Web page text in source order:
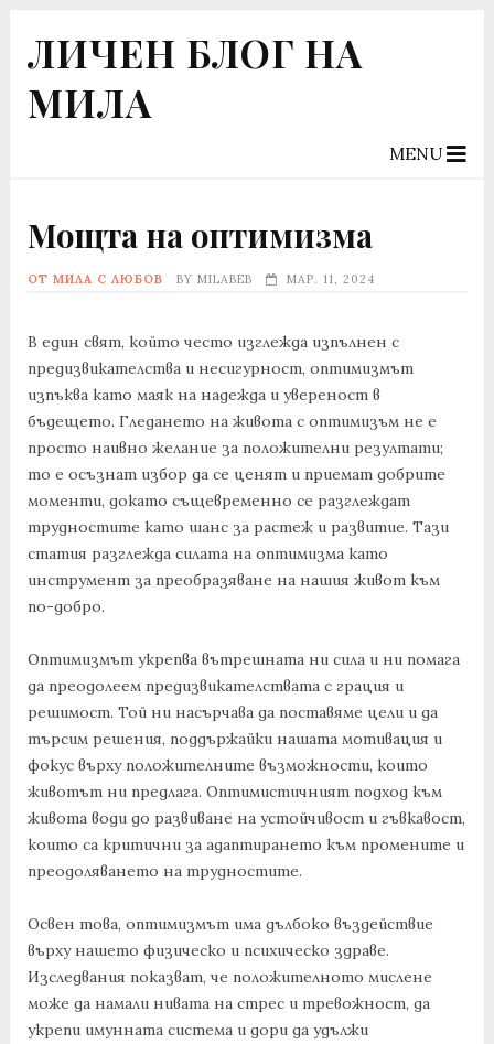
ЛИЧЕН БЛОГ НА
МИЛА
MENU
Мощта на oптимизма
ОТ МИЛА С ЛЮБОВ BY MILABEB МАР. 11, 2024
В един свят, който често изглежда изпълнен с
предизвикателства и несигурност, оптимизмът
изпъква като маяк на надежда и увереност в
бъдещето. Гледането на живота с оптимизъм не е
просто наивно желание за положителни резултати;
то е осъзнат избор да се ценят и приемат добрите
моменти, докато същевременно се разглеждат
трудностите като шанс за растеж и развитие. Тази
статия разглежда силата на оптимизма като
инструмент за преобразяване на нашия живот към
по-добро.
Оптимизмът укрепва вътрешната ни сила и ни помага
да преодолеем предизвикателствата с грация и
решимост. Той ни насърчава да поставяме цели и да
търсим решения, поддържайки нашата мотивация и
фокус върху положителните възможности, които
животът ни предлага. Оптимистичният подход към
живота води до развиване на устойчивост и гъвкавост,
които са критични за адаптирането към промените и
преодоляването на трудностите.
Освен това, оптимизмът има дълбоко въздействие
върху нашето физическо и психическо здраве.
Изследвания показват, че положителното мислене
може да намали нивата на стрес и тревожност, да
укрепи имунната система и дори да удължи